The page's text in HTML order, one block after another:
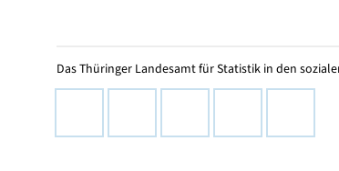
Das Thüringer Landesamt für Statistik in den